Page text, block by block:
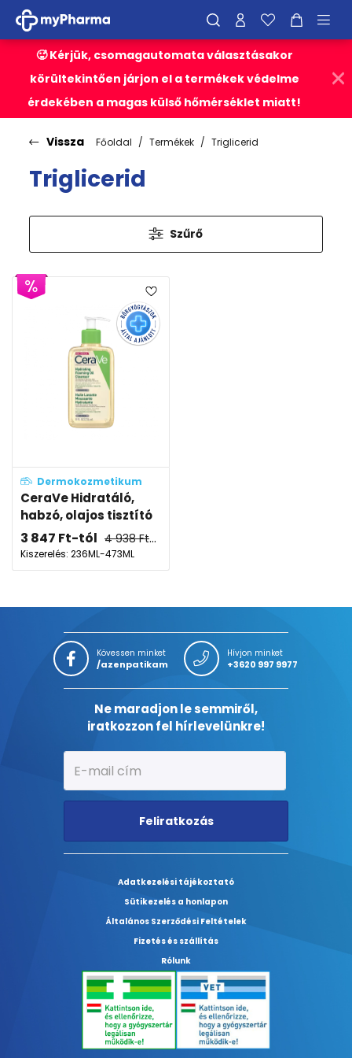
🥵 Kérjük, csomagautomata választásakor
körültekintően járjon el a termékek védelme
érdekében a magas külső hőmérséklet miatt!
Vissza Főoldal Termékek Triglicerid
Triglicerid
Szűrő
Dermokozmetikum
CeraVe Hidratáló,
habzó, olajos tisztító
3 847 Ft-tól 4 938Ft-tól
Kiszerelés: 236ML-473ML
Kövessen minket
/azenpatikam
Hívjon minket
+3620 997 9977
Ne maradjon le semmiről,
iratkozzon fel hírlevelünkre!
Feliratkozás
Adatkezelési tájékoztató
Sütikezelés a honlapon
Általános Szerződési Feltételek
Fizetés és szállítás
Rólunk